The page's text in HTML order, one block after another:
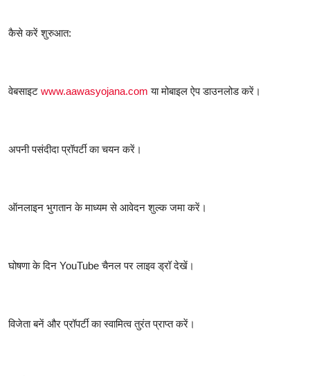
कैसे करें शुरुआत:
वेबसाइट www.aawasyojana.com या मोबाइल ऐप डाउनलोड करें।
अपनी पसंदीदा प्रॉपर्टी का चयन करें।
ऑनलाइन भुगतान के माध्यम से आवेदन शुल्क जमा करें।
घोषणा के दिन YouTube चैनल पर लाइव ड्रॉ देखें।
विजेता बनें और प्रॉपर्टी का स्वामित्व तुरंत प्राप्त करें।